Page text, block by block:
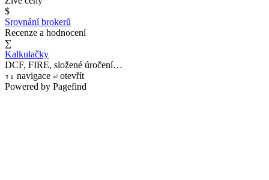
$
Srovnání brokerů
Recenze a hodnocení
∑
Kalkulačky
DCF, FIRE, složené úročení…
↑ ↓ navigace ⏎ otevřít
Powered by Pagefind